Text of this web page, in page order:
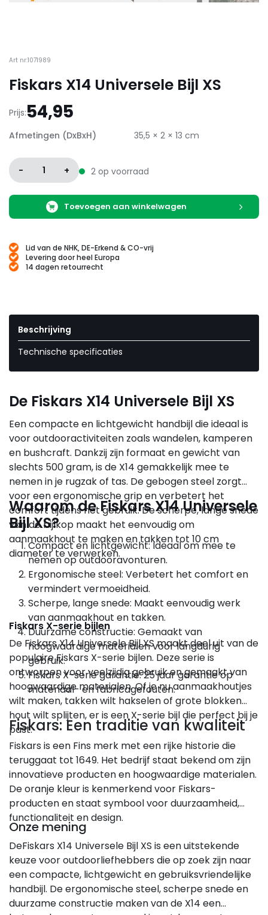
Art nr:1071989
Fiskars X14 Universele Bijl XS
Prijs:54,95
Afmetingen (DxBxH) 35,5 × 2 × 13 cm
- 1 + 2 op voorraad
Toevoegen aan winkelwagen
Lid van de NHK, DE-Erkend & CO-vrij
Levering door heel Europa
14 dagen retourrecht
Beschrijving
Technische specificaties
De Fiskars X14 Universele Bijl XS
Een compacte en lichtgewicht handbijl die ideaal is
voor outdooractiviteiten zoals wandelen, kamperen
en bushcraft. Dankzij zijn formaat en gewicht van
slechts 500 gram, is de X14 gemakkelijk mee te
nemen in je rugzak of tas. De gebogen steel zorgt
voor een ergonomische grip en verbetert het
comfort tijdens het gebruik. De scherpe, lange snede
van de bijlkop maakt het eenvoudig om
aanmaakhout te maken en takken tot 10 cm
diameter te verwerken.
Waarom de Fiskars X14 Universele
Bijl XS?
Compact en lichtgewicht: Ideaal om mee te
nemen op outdooravonturen.
Ergonomische steel: Verbetert het comfort en
vermindert vermoeidheid.
Scherpe, lange snede: Maakt eenvoudig werk
van aanmaakhout en takken.
Duurzame constructie: Gemaakt van
hoogwaardige materialen voor langdurig
gebruik.
Fiskars X-serie garantie: 25 jaar garantie op
materiaal- en fabricagefouten.
Fiskars X-serie bijlen
De Fiskars X14 Universele Bijl XS maakt deel uit van de
populaire Fiskars X-serie bijlen. Deze serie is
ontworpen voor veelzijdig gebruik en gemaakt van
hoogwaardige materialen. Of je nu aanmaakhoutjes
wilt maken, takken wilt hakselen of grote blokken
hout wilt splijten, er is een X-serie bijl die perfect bij je
past.
Fiskars: Een traditie van kwaliteit
Fiskars is een Fins merk met een rijke historie die
teruggaat tot 1649. Het bedrijf staat bekend om zijn
innovatieve producten en hoogwaardige materialen.
De oranje kleur is kenmerkend voor Fiskars-
producten en staat symbool voor duurzaamheid,
functionaliteit en design.
Onze mening
DeFiskars X14 Universele Bijl XS is een uitstekende
keuze voor outdoorliefhebbers die op zoek zijn naar
een compacte, lichtgewicht en gebruiksvriendelijke
handbijl. De ergonomische steel, scherpe snede en
duurzame constructie maken van de X14 een